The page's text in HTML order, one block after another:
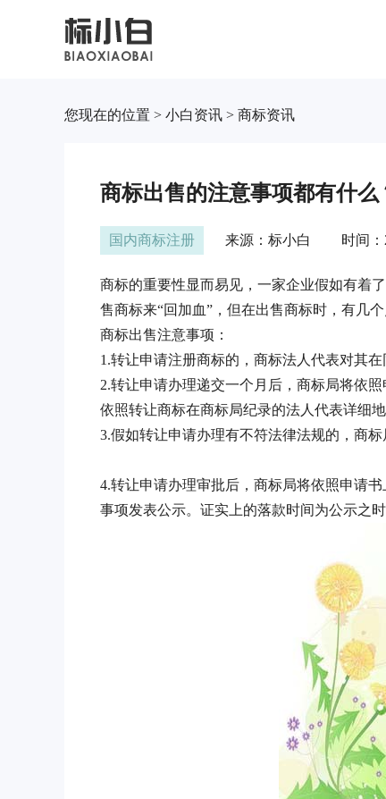
您现在的位置 > 小白资讯 > 商标资讯
商标出售的注意事项都有什么
国内商标注册 来源：标小白 时间：
商标的重要性显而易见，一家企业假如有着
售商标来“回加血”，但在出售商标时，有
商标出售注意事项：
1.转让申请注册商标的，商标法人代表对
2.转让申请办理递交一个月后，商标局将依
依照转让商标在商标局纪录的法人代表详
3.假如转让申请办理有不符法律法规的，商
4.转让申请办理审批后，商标局将依照申请
事项发表公示。证实上的落款时间为公示之